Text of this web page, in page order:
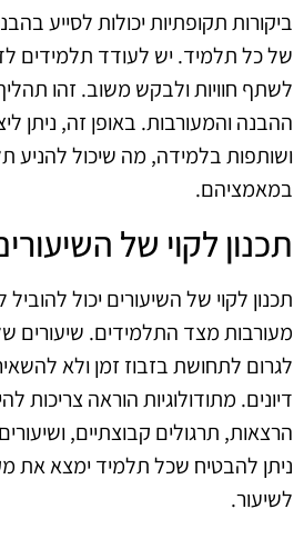
ביקורות תקופתיות יכולות לסייע
של כל תלמיד. יש לעודד תלמידים
לשתף חוויות ולבקש משוב. זהו
ההבנה והמעורבות. באופן זה, ניתן
ושותפות בלמידה, מה שיכול להניע
במאמציהם.
תכנון לקוי של
תכנון לקוי של השיעורים יכול
מעורבות מצד התלמידים. שיעורים
לגרום לתחושת בזבוז זמן ולא
דיונים. מתודולוגיות הוראה צריכות
הרצאות, תרגולים קבוצתיים,
ניתן להבטיח שכל תלמיד ימצא את
לשיעור.